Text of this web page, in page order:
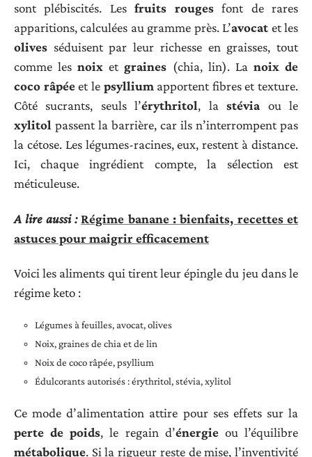
sont plébiscités. Lesfruits rougesfont de rares
apparitions, calculées au gramme près. L’avocat et les
olives séduisent par leur richesse en graisses, tout
comme lesnoix etgraines (chia, lin). La noix de
coco râpéeet le psylliumapportent fibres et texture.
Côté sucrants, seuls l’érythritol, lastévia ou le
xylitol passent la barrière, car ils n’interrompent pas
la cétose. Les légumes-racines, eux, restent à distance.
Ici, chaque ingrédient compte, la sélection est
méticuleuse.
A lire aussi : Régime banane : bienfaits, recettes et
astuces pour maigrir efficacement
Voici les aliments qui tirent leur épingle du jeu dans le
régime keto :
Légumes à feuilles, avocat, olives
Noix, graines de chia et de lin
Noix de coco râpée, psyllium
Édulcorants autorisés : érythritol, stévia, xylitol
Ce mode d’alimentation attire pour ses effets sur la
perte de poids, le regain d’énergieou l’équilibre
métabolique. Si la rigueur reste de mise, l’inventivité